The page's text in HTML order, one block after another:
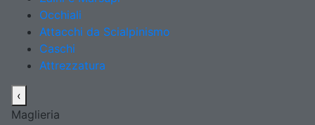
Occhiali
Attacchi da Scialpinismo
Caschi
Attrezzatura
‹
Maglieria